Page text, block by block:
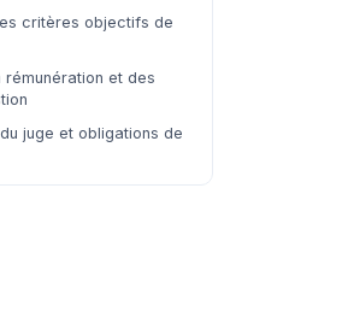
critères objectifs de
et des
juge et obligations de